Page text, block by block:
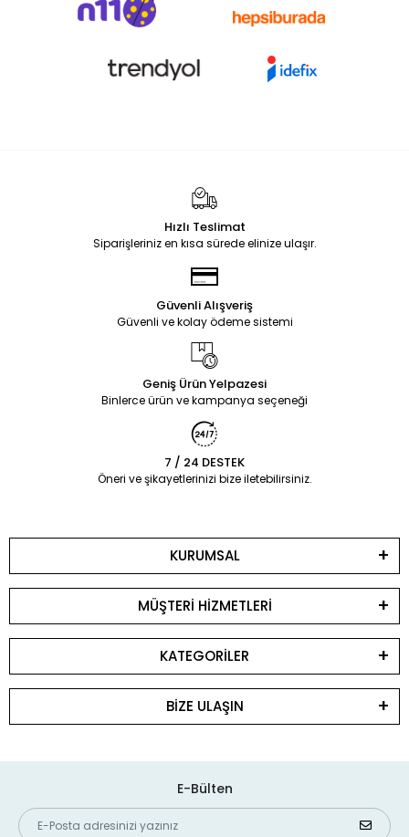
Hızlı Teslimat
Siparişleriniz en kısa sürede elinize ulaşır.
Güvenli Alışveriş
Güvenli ve kolay ödeme sistemi
Geniş Ürün Yelpazesi
Binlerce ürün ve kampanya seçeneği
7 / 24 DESTEK
Öneri ve şikayetlerinizi bize iletebilirsiniz.
KURUMSAL
MÜŞTERİ HİZMETLERİ
KATEGORİLER
BİZE ULAŞIN
E-Bülten